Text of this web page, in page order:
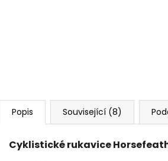
Popis Související (8)
Cyklistické rukavice